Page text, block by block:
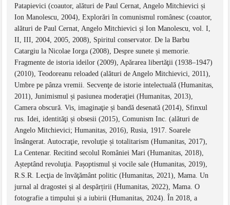
Patapievici (coautor, alături de Paul Cernat, Angelo Mitchievici și
Ion Manolescu, 2004), Explorări în comunismul românesc (coautor,
alături de Paul Cernat, Angelo Mitchievici și Ion Manolescu, vol. I,
II, III, 2004, 2005, 2008), Spiritul conservator. De la Barbu
Catargiu la Nicolae Iorga (2008), Despre sunete și memorie.
Fragmente de istoria ideilor (2009), Apărarea libertăţii (1938–1947)
(2010), Teodoreanu reloaded (alături de Angelo Mitchievici, 2011),
Umbre pe pânza vremii. Secvenţe de istorie intelectuală (Humanitas,
2011), Junimismul și pasiunea moderaţiei (Humanitas, 2013),
Camera obscură. Vis, imaginaţie și bandă desenată (2014), Sfinxul
rus. Idei, identităţi și obsesii (2015), Comunism Inc. (alături de
Angelo Mitchievici; Humanitas, 2016), Rusia, 1917. Soarele
însângerat. Autocraţie, revoluţie și totalitarism (Humanitas, 2017),
La Centenar. Recitind secolul României Mari (Humanitas, 2018),
Așteptând revoluţia. Pașoptismul și vocile sale (Humanitas, 2019),
R.S.R. Lecţia de învăţământ politic (Humanitas, 2021), Mama. Un
jurnal al dragostei și al despărțirii (Humanitas, 2022), Mama. O
fotografie a timpului și a iubirii (Humanitas, 2024). În 2018, a